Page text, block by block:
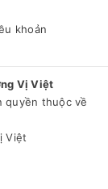
khoản
Vị Việt
quyền thuộc về
Việt